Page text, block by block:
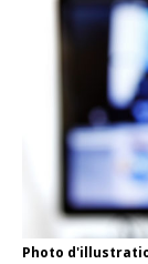
Photo